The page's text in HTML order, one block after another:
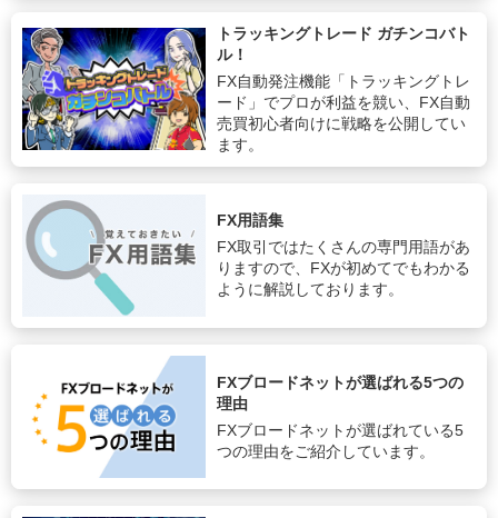
トラッキングトレード ガチンコバト
ル！
FX自動発注機能「トラッキングトレ
ード」でプロが利益を競い、FX自動
売買初心者向けに戦略を公開してい
ます。
FX用語集
FX取引ではたくさんの専門用語があ
りますので、FXが初めてでもわかる
ように解説しております。
FXブロードネットが選ばれる5つの
理由
FXブロードネットが選ばれている5
つの理由をご紹介しています。